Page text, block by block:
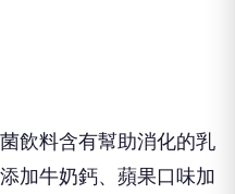
飲料含有幫助消化的乳
加牛奶鈣、蘋果口味加